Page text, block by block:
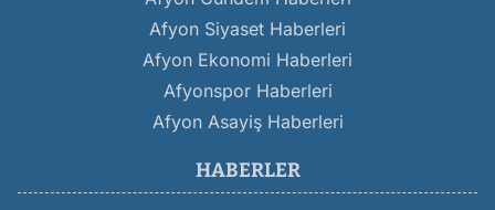
Afyon Siyaset Haberleri
Afyon Ekonomi Haberleri
Afyonspor Haberleri
Afyon Asayiş Haberleri
HABERLER